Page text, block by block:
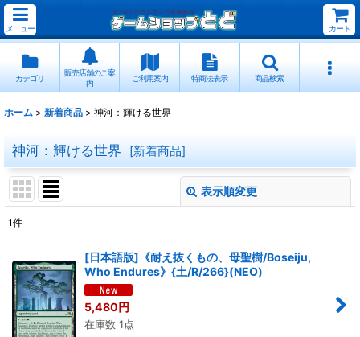
メニュー カート
カテゴリ
販売店舗のご案
内
ご利用案内 特商法表示 商品検索
ホーム > 新着商品 > 神河：輝ける世界
神河：輝ける世界 [新着商品]
表示順変更
並び順:
1件
[日本語版]《耐え抜くもの、母聖樹/Boseiju,
Who Endures》{土/R/266}(NEO)
5,480円
在庫数 1点